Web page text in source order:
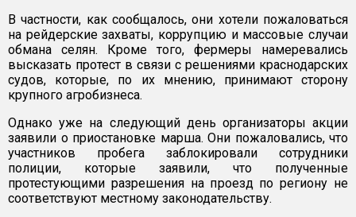
В частности, как сообщалось, они хотели пожаловаться
на рейдерские захваты, коррупцию и массовые случаи
обмана селян. Кроме того, фермеры намеревались
высказать протест в связи с решениями краснодарских
судов, которые, по их мнению, принимают сторону
крупного агробизнеса.
Однако уже на следующий день организаторы акции
заявили о приостановке марша. Они пожаловались, что
участников пробега заблокировали сотрудники
полиции, которые заявили, что полученные
протестующими разрешения на проезд по региону не
соответствуют местному законодательству.